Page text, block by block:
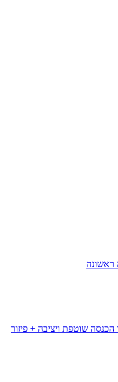
ראשונה
שוטפת ויציבה + פיזור